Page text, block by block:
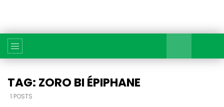
TAG: ZORO BI ÉPIPHANE
1 POSTS